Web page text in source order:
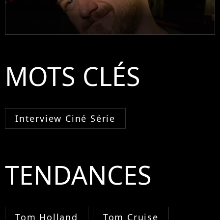
MOTS CLÉS
Interview Ciné Série
TENDANCES
Tom Holland Tom Cruise